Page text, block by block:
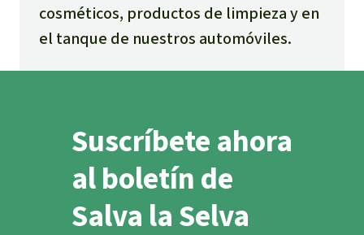
cosméticos, productos de limpieza y en
el tanque de nuestros automóviles.
Suscríbete ahora
al boletín de
Salva la Selva